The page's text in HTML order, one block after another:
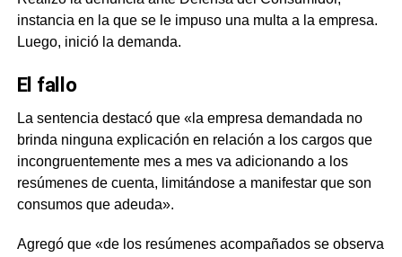
instancia en la que se le impuso una multa a la empresa.
Luego, inició la demanda.
El fallo
La sentencia destacó que «la empresa demandada no
brinda ninguna explicación en relación a los cargos que
incongruentemente mes a mes va adicionando a los
resúmenes de cuenta, limitándose a manifestar que son
consumos que adeuda».
Agregó que «de los resúmenes acompañados se observa